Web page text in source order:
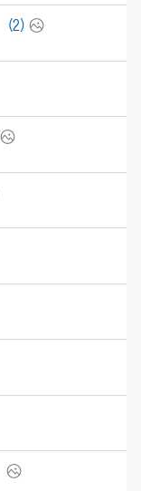
(2)